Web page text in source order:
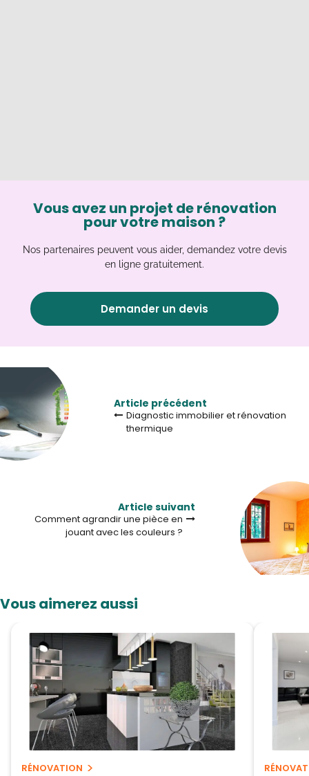
Vous avez un projet de rénovation
pour votre maison ?
Nos partenaires peuvent vous aider, demandez votre devis
en ligne gratuitement.
Demander un devis
Article précédent
Diagnostic immobilier et rénovation
thermique
Article suivant
Comment agrandir une pièce en
jouant avec les couleurs ?
Vous aimerez aussi
RÉNOVATION